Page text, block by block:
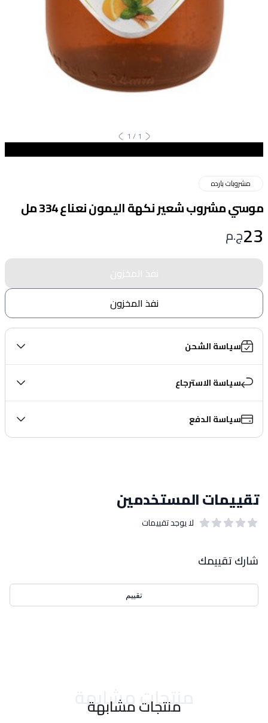
1
/
1
مشروبات بارده
موسي مشروب شعير نكهة اليمون نعناع 334 مل
23ج.م
نفذ المخزون
نفذ المخزون
سياسة الشحن
سياسة الاسترجاع
سياسة الدفع
تقييمات المستخدمين
لا يوجد تقييمات
شارك تقييمك
تقييم
منتجات مشابهة
منتجات مشابهة